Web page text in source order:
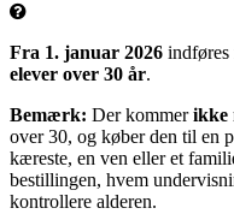
Fra 1. januar 2026 indføres
elever over 30 år.
Bemærk: Der kommerikke
over 30, og køber den til en
kæreste, en ven eller et
bestillingen, hvem
kontrollere alderen.